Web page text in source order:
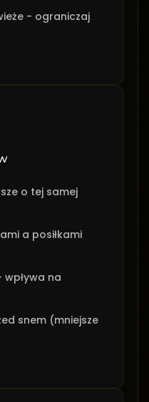
- ograniczaj
o tej samej
a posiłkami
wpływa na
snem (mniejsze